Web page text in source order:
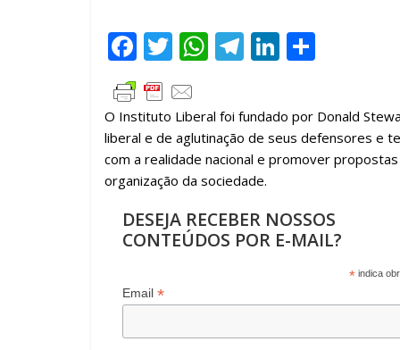
F
ac
e
b
o
o
k
T
w
itt
er
W
at
s
A
p
p
T
gr
a
m
Li
e
dI
m
p
ar
h
ar
O Instituto Liberal foi fundado por Donald
liberal e de aglutinação de seus defensores e
com a realidade nacional e promover
organização da sociedade.
DESEJA RECEBER NOSSOS
CONTEÚDOS POR E-MAIL?
*indica
Email *